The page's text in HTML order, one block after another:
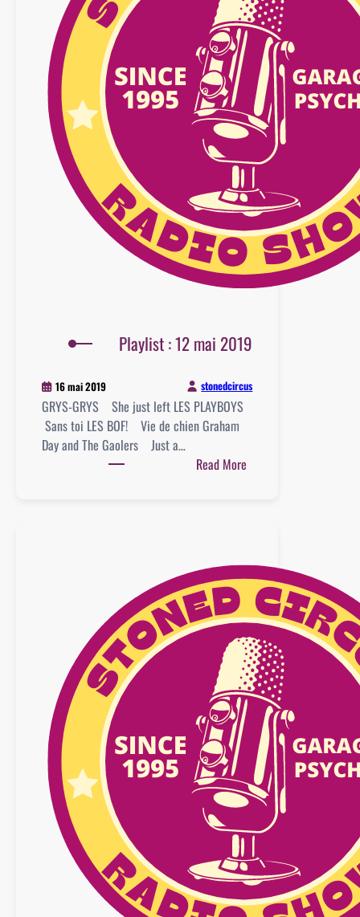
Playlist : 12 mai 2019
16 mai 2019 stonedcircus
GRYS-GRYS She just left LES PLAYBOYS
Sans toi LES BOF! Vie de chien Graham
Day and The Gaolers Just a…
Read More